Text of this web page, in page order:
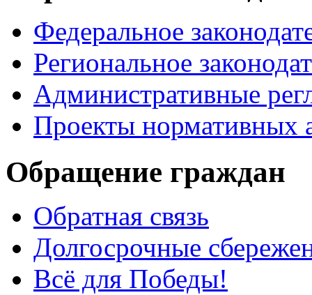
Федеральное
Региональное
Административные
Проекты нормативных
Обращение граждан
Обратная связь
Долгосрочные
Всё для Победы!